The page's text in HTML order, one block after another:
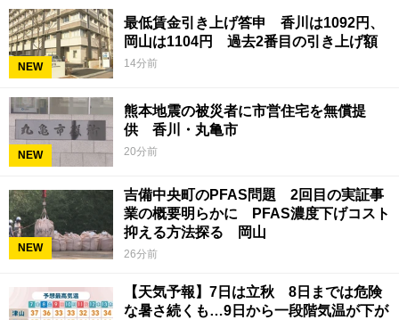
NEW
最低賃金引き上げ答申 香川は1092円、
岡山は1104円 過去2番目の引き上げ額
14分前
NEW
熊本地震の被災者に市営住宅を無償提
供 香川・丸亀市
20分前
NEW
吉備中央町のPFAS問題 2回目の実証事
業の概要明らかに PFAS濃度下げコスト
抑える方法探る 岡山
26分前
【天気予報】7日は立秋 8日までは危険
な暑さ続くも…9日から一段階気温が下が